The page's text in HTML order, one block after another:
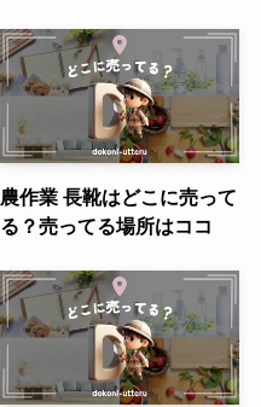
農作業 長靴はどこに売って
る？売ってる場所はココ